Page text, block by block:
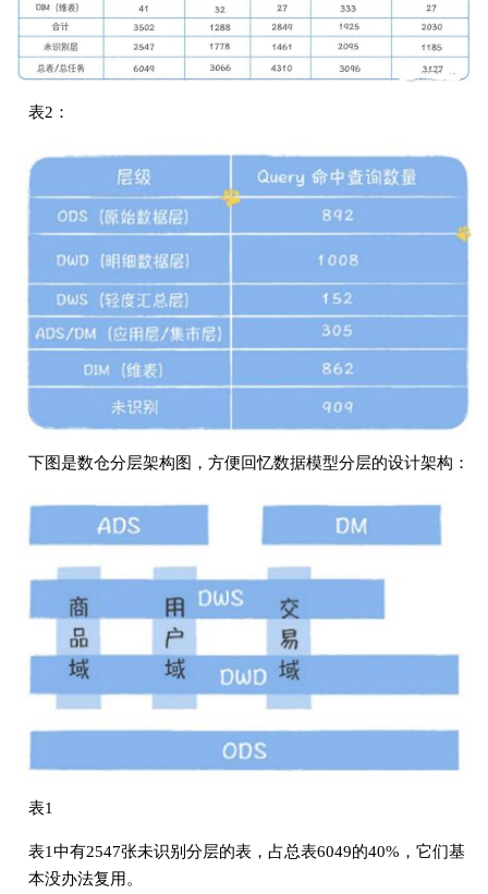
表2：
下图是数仓分层架构图，⽅便回忆数据模型分层的设计架构：
表1
表1中有2547张未识别分层的表，占总表6049的40%，它们基
本没办法复⽤。